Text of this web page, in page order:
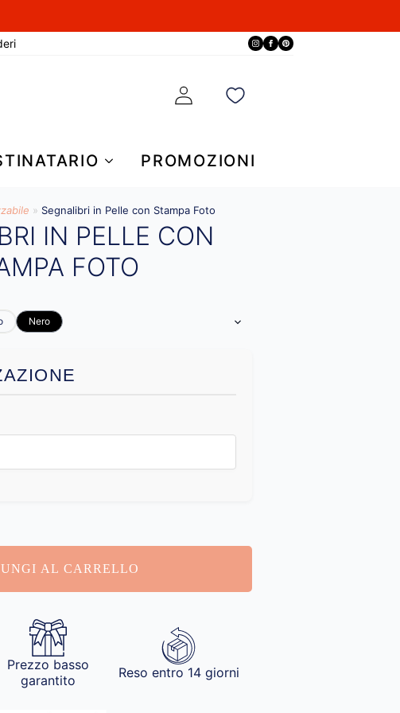
PROMOZIONI
» Segnalibri in Pelle con Stampa Foto
IN PELLE CON
FOTO
Nero
AL CARRELLO
Prezzo basso
garantito
Reso entro 14 giorni